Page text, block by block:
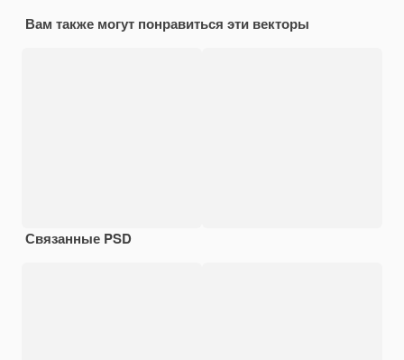
Вам также могут понравиться эти векторы
Связанные PSD